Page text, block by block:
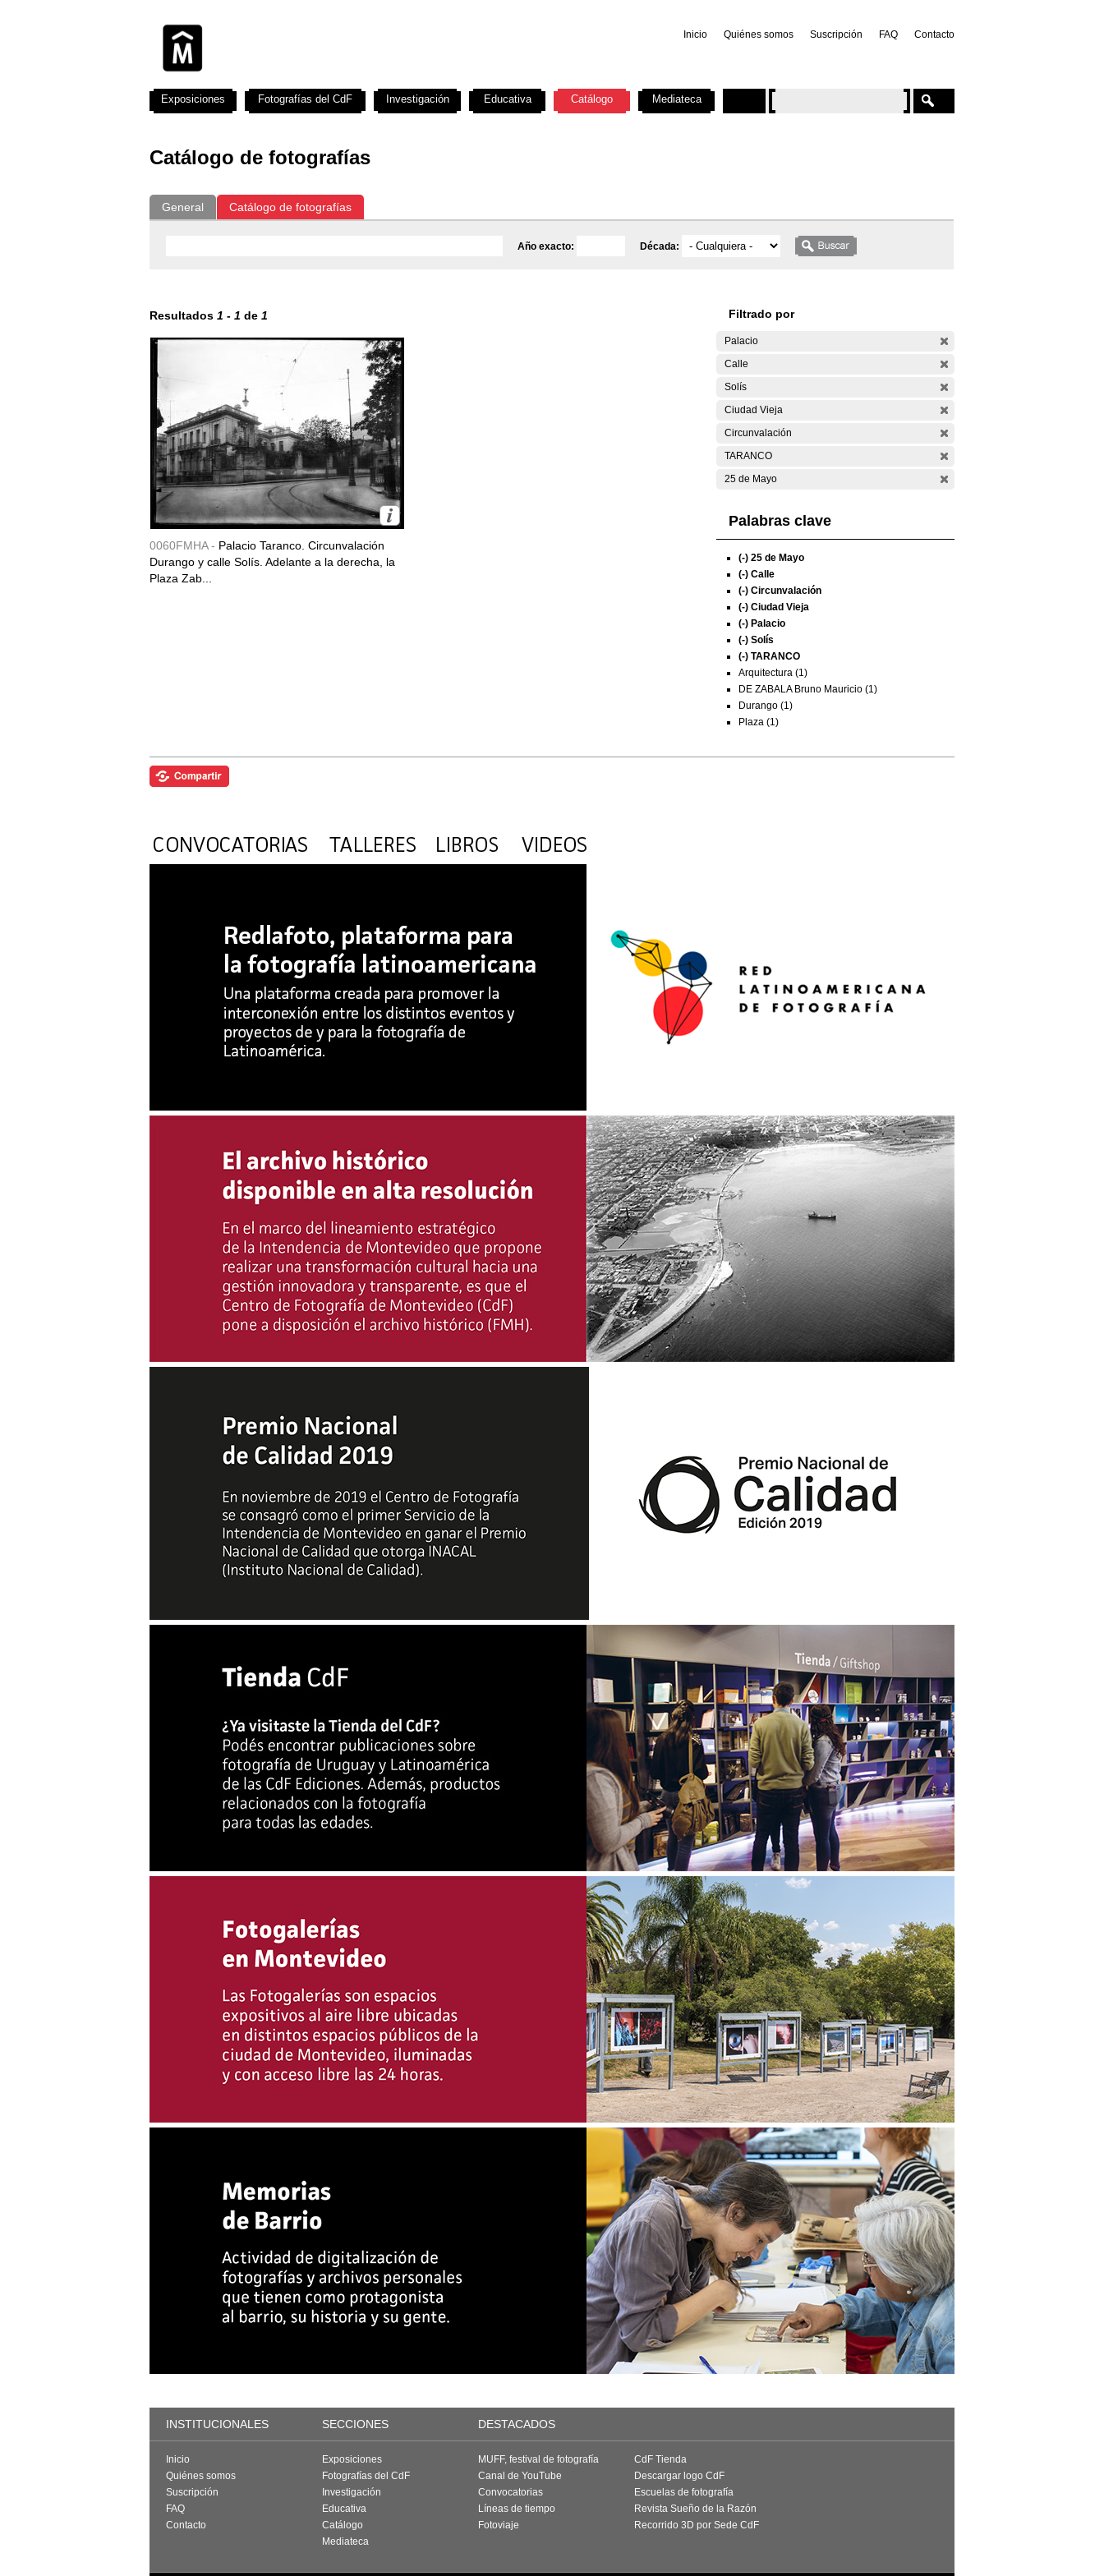
Inicio Quiénes somos Suscripción FAQ Contacto
Catálogo de fotografías
General Catálogo de fotografías
Año exacto: Década:
Resultados 1 - 1 de 1
0060FMHA - Palacio Taranco. Circunvalación
Durango y calle Solís. Adelante a la derecha, la
Plaza Zab...
Filtrado por
Palacio
Calle
Solís
Ciudad Vieja
Circunvalación
TARANCO
25 de Mayo
Palabras clave
(-) 25 de Mayo
(-) Calle
(-) Circunvalación
(-) Ciudad Vieja
(-) Palacio
(-) Solís
(-) TARANCO
Arquitectura (1)
DE ZABALA Bruno Mauricio (1)
Durango (1)
Plaza (1)
Exposiciones Fotografías del CdF Investigación Educativa Catálogo Mediateca
INSTITUCIONALES SECCIONES DESTACADOS
Inicio
Quiénes somos
Suscripción
FAQ
Contacto
Exposiciones
Fotografías del CdF
Investigación
Educativa
Catálogo
Mediateca
MUFF, festival de fotografía
Canal de YouTube
Convocatorias
Líneas de tiempo
Fotoviaje
CdF Tienda
Descargar logo CdF
Escuelas de fotografía
Revista Sueño de la Razón
Recorrido 3D por Sede CdF